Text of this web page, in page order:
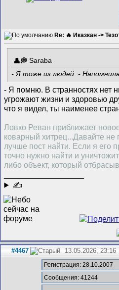
Re: 🔥 Иказкан ->
Saraba
- Я тоже из людей. -
- Я помню. В странностях нет
угрожают жизни и здоровью
что я видел, ты наименее
Ловко Реван приближает
коварный хитрец...Давайте не
лучше пост найти. Если я его
точно нужно найти и
либо объект, который
✍
#4467 13.05.2026, 23:16
Регистрация: 28.10.2007
Сообщения: 41244